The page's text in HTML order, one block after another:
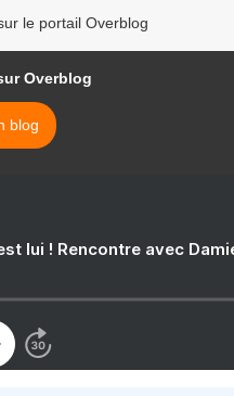
le portail Overblog
Overblog
blog
lui ! Rencontre avec